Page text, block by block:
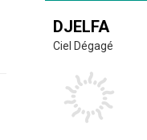
DJELFA
Ciel Dégagé